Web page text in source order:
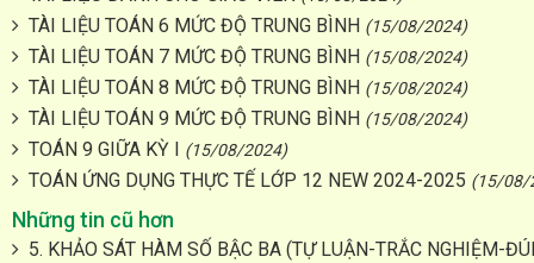
TÀI LIỆU TOÁN 6 MỨC ĐỘ TRUNG BÌNH (15/08/2024)
TÀI LIỆU TOÁN 7 MỨC ĐỘ TRUNG BÌNH (15/08/2024)
TÀI LIỆU TOÁN 8 MỨC ĐỘ TRUNG BÌNH (15/08/2024)
TÀI LIỆU TOÁN 9 MỨC ĐỘ TRUNG BÌNH (15/08/2024)
TOÁN 9 GIỮA KỲ I (15/08/2024)
TOÁN ỨNG DỤNG THỰC TẾ LỚP 12 NEW 2024-2025 (15/08/
Những tin cũ hơn
5. KHẢO SÁT HÀM SỐ BẬC BA (TỰ LUẬN-TRẮC NGHIỆM-